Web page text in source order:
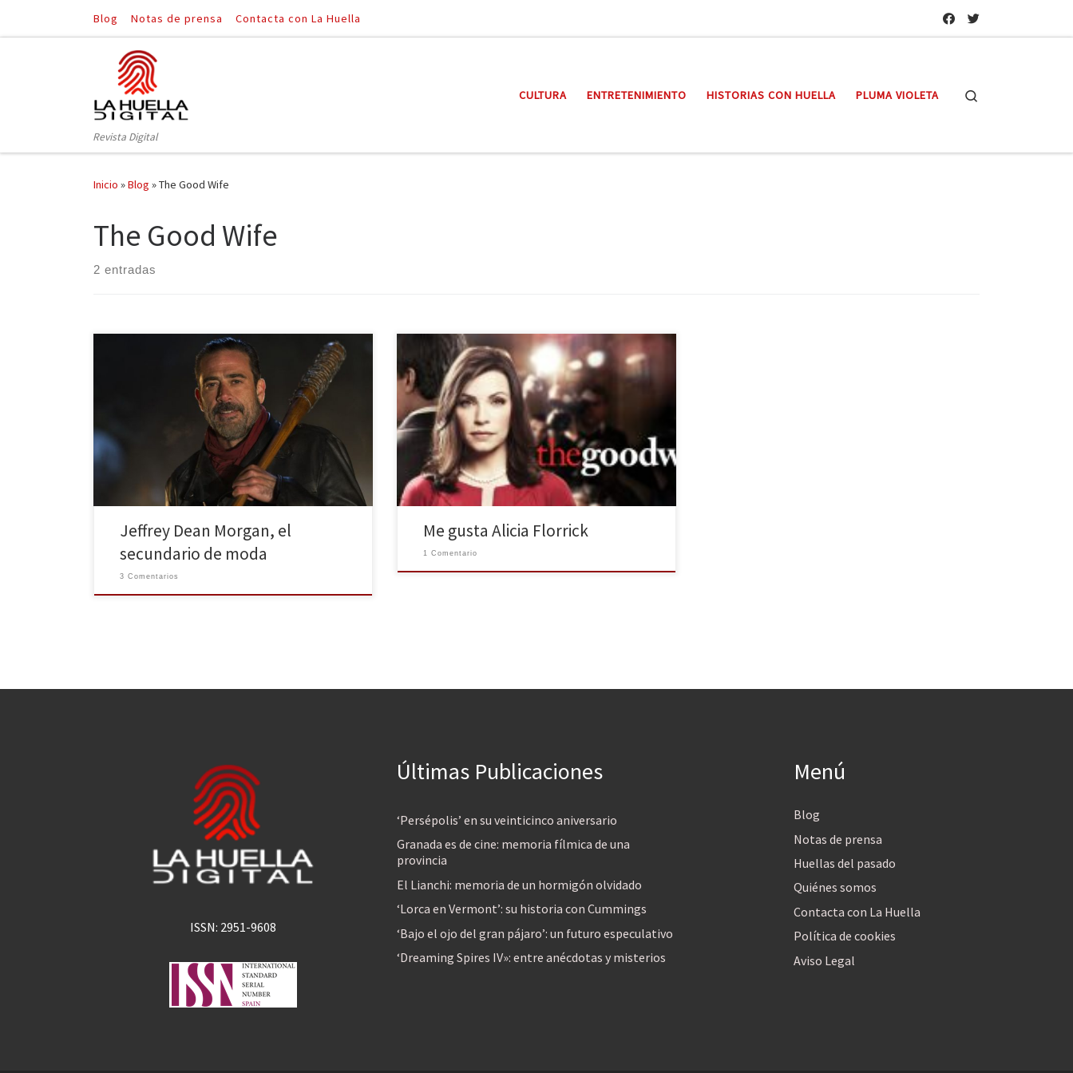
Saltar al contenido
Blog Notas de prensa Contacta con La Huella
Revista Digital
CULTURA ENTRETENIMIENTO HISTORIAS CON HUELLA PLUMA VIOLETA
Inicio »Blog »The Good Wife
The Good Wife
2 entradas
Antes de que se desvele el próximo lunes 24 de
octubre, quien será la víctima de Lucille y Negan
termine de entrar por la puerta grande en el universo
televisivo, vamos a recordar de donde nos suena su
cara. El actor que lo interpreta es Jeffrey Dean Morgan
Jeffrey Dean Morgan, el
secundario de moda
3 Comentarios
Tras seis temporadas es inevitable cogerle cariño a la
protagonista absoluta de «The Good Wife», una serie
de largo recorrido, que año tras año está entre las más
valoradas por crítica y público. Alicia es una esposa
engañada, humillada ante la opinión pública por los
líos de su marido, que […]
Me gusta Alicia Florrick
1 Comentario
ISSN: 2951-9608
Últimas Publicaciones
‘Persépolis’ en su veinticinco aniversario
Granada es de cine: memoria fílmica de una
provincia
El Lianchi: memoria de un hormigón olvidado
‘Lorca en Vermont’: su historia con Cummings
‘Bajo el ojo del gran pájaro’: un futuro especulativo
‘Dreaming Spires IV»: entre anécdotas y misterios
Menú
Blog
Notas de prensa
Huellas del pasado
Quiénes somos
Contacta con La Huella
Política de cookies
Aviso Legal